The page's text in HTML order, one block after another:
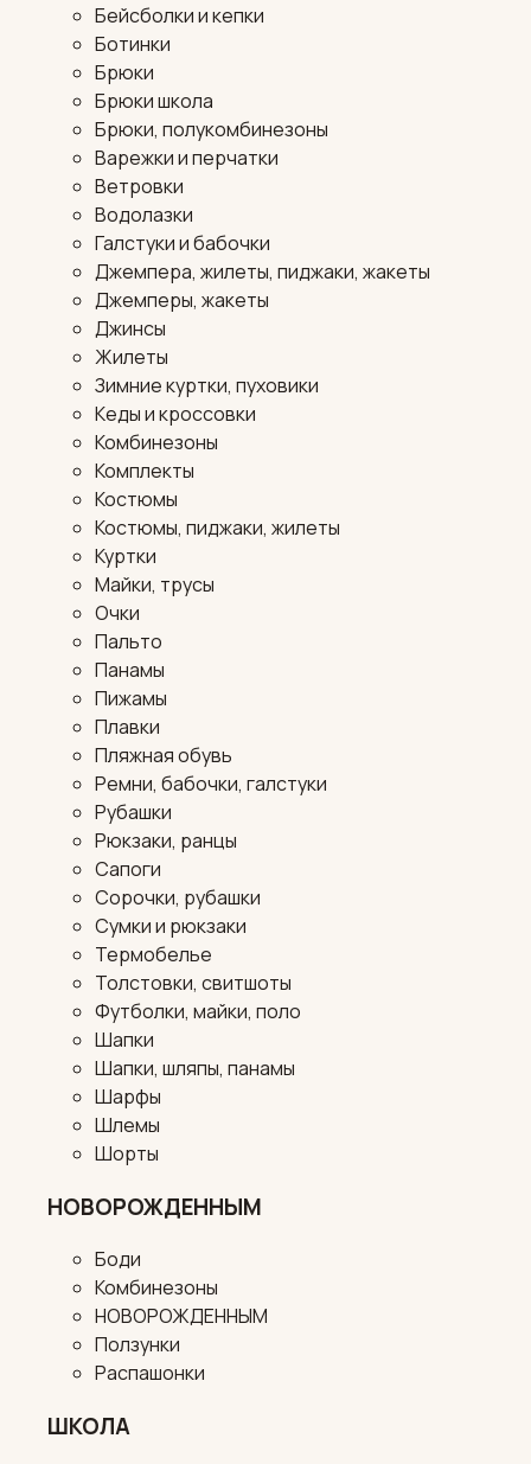
Бейсболки и кепки
Ботинки
Брюки
Брюки школа
Брюки, полукомбинезоны
Варежки и перчатки
Ветровки
Водолазки
Галстуки и бабочки
Джемпера, жилеты, пиджаки, жакеты
Джемперы, жакеты
Джинсы
Жилеты
Зимние куртки, пуховики
Кеды и кроссовки
Комбинезоны
Комплекты
Костюмы
Костюмы, пиджаки, жилеты
Куртки
Майки, трусы
Очки
Пальто
Панамы
Пижамы
Плавки
Пляжная обувь
Ремни, бабочки, галстуки
Рубашки
Рюкзаки, ранцы
Сапоги
Сорочки, рубашки
Сумки и рюкзаки
Термобелье
Толстовки, свитшоты
Футболки, майки, поло
Шапки
Шапки, шляпы, панамы
Шарфы
Шлемы
Шорты
НОВОРОЖДЕННЫМ
Боди
Комбинезоны
НОВОРОЖДЕННЫМ
Ползунки
Распашонки
ШКОЛА